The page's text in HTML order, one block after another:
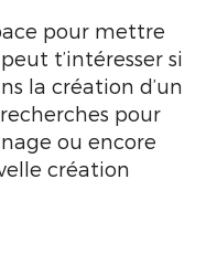
pour mettre
t’intéresser si
la création d’un
pour
ou encore
création